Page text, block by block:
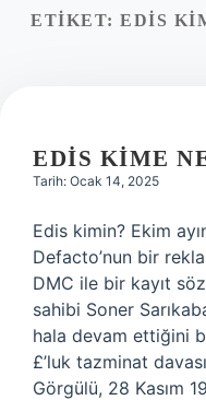
Yasal Uyarı
ETIKET: EDIS
EDIS KIME
Tarih: Ocak 14, 2025
Edis kimin? Ekim
Defacto’nun bir
DMC ile bir kayıt
sahibi Soner
hala devam ettiğini
£’luk tazminat
Görgülü, 28 Kasım